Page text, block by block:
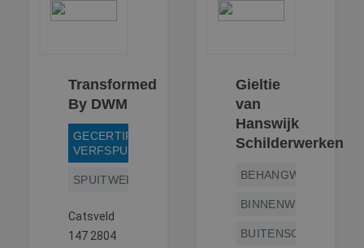
Transformed
By DWM
GECERTIFICEERD
VERFSPUITER
SPUITWERK
Catsveld
147 2804
Gieltie
van
Hanswijk
Schilderwerken
BEHANGWERK
BINNENWERK